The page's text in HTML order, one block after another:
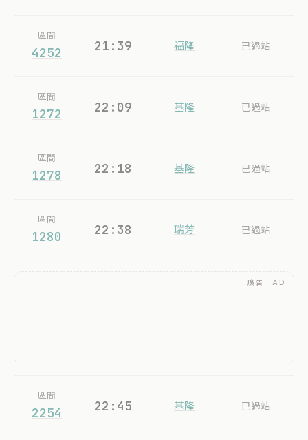
區間
4252 21:39 福隆 已過站
區間
1272 22:09 基隆 已過站
區間
1278 22:18 基隆 已過站
區間
1280 22:38 瑞芳 已過站
廣告 · AD
區間
2254 22:45 基隆 已過站